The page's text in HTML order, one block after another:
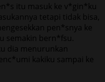
itu masuk ke v*gin*ku
tetapi tidak bisa,
pen*snya ke
semakin bern*fsu.
dia menurunkan
kakiku sampai ke